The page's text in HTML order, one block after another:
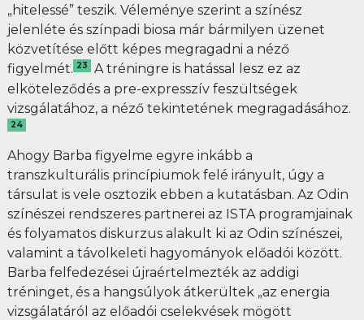
„hitelessé” teszik. Véleménye szerint a színész
jelenléte és színpadi biosa már bármilyen üzenet
közvetítése előtt képes megragadni a néző
figyelmét. 23
A tréningre is hatással lesz ez az
elköteleződés a pre-expresszív feszültségek
vizsgálatához, a néző tekintetének megragadásához.
24
Ahogy Barba figyelme egyre inkább a
transzkulturális princípiumok felé irányult, úgy a
társulat is vele osztozik ebben a kutatásban. Az Odin
színészei rendszeres partnerei az ISTA programjainak
és folyamatos diskurzus alakult ki az Odin színészei,
valamint a távolkeleti hagyományok előadói között.
Barba felfedezései újraértelmezték az addigi
tréninget, és a hangsúlyok átkerültek „az energia
vizsgálatáról az előadói cselekvések mögött